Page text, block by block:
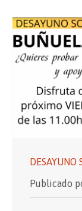
DESAYUNO
Publicado